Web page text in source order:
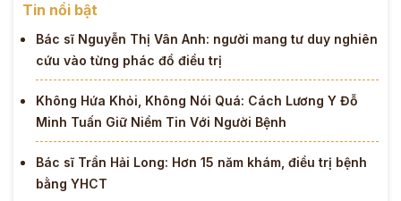
Tin nổi bật
Bác sĩ Nguyễn Thị Vân Anh: người mang tư duy nghiên
cứu vào từng phác đồ điều trị
Không Hứa Khỏi, Không Nói Quá: Cách Lương Y Đỗ
Minh Tuấn Giữ Niềm Tin Với Người Bệnh
Bác sĩ Trần Hải Long: Hơn 15 năm khám, điều trị bệnh
bằng YHCT